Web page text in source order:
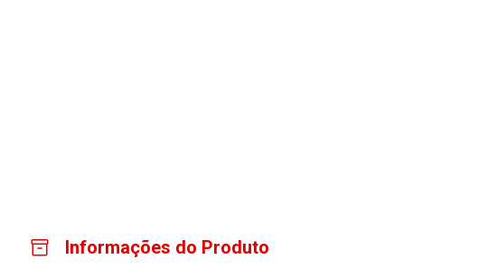
Informações do Produto